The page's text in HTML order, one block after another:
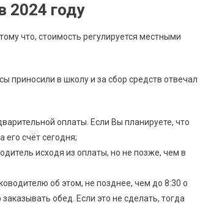
2024 году
что, стоимость регулируется местными
приносили в школу и за сбор средств отвечал
оплаты. Если Вы планируете, что
счёт сегодня;
исходя из оплаты, но не позже, чем в
об этом, не позднее, чем до 8:30 о
обед. Если это не сделать, тогда